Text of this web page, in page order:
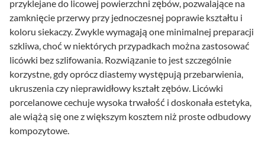
przyklejane do licowej powierzchni zębów, pozwalające na
zamknięcie przerwy przy jednoczesnej poprawie kształtu i
koloru siekaczy. Zwykle wymagają one minimalnej preparacji
szkliwa, choć w niektórych przypadkach można zastosować
licówki bez szlifowania. Rozwiązanie to jest szczególnie
korzystne, gdy oprócz diastemy występują przebarwienia,
ukruszenia czy nieprawidłowy kształt zębów. Licówki
porcelanowe cechuje wysoka trwałość i doskonała estetyka,
ale wiążą się one z większym kosztem niż proste odbudowy
kompozytowe.